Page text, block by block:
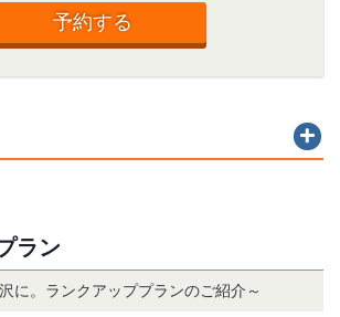
予約する
ラン
に。ランクアッププランのご紹介～